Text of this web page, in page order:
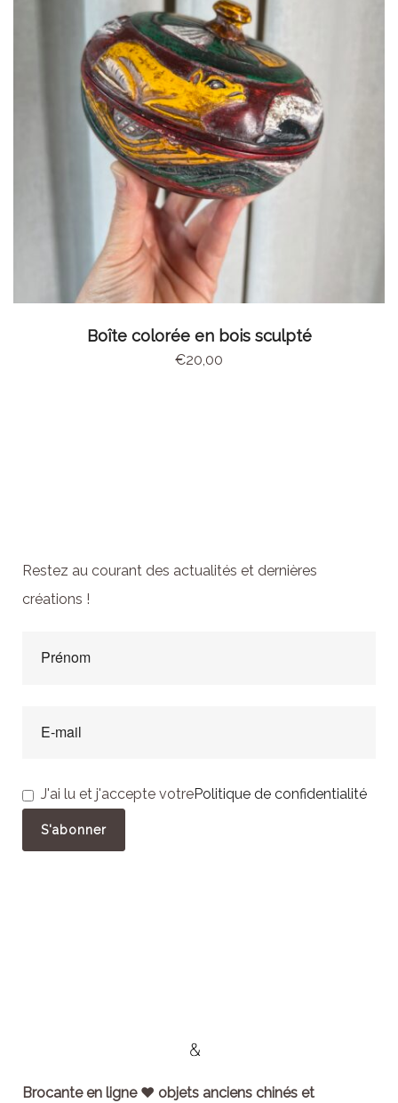
AJOUTER AU PANIER
Boîte colorée en bois sculpté
€20,00
Restez au courant des actualités et dernières
créations !
J'ai lu et j'accepte votrePolitique de confidentialité
Brocante en ligne ♥ objets anciens chinés et